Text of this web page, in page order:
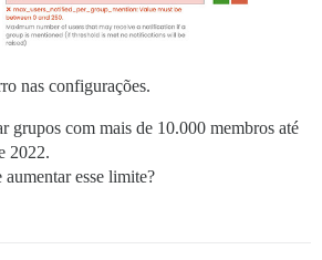
nas configurações.
grupos com mais de 10.000 membros até
2022.
esse limite?